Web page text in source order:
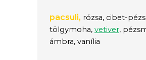
pacsuli, rózsa, cibet-
tölgymoha, vetiver,
ámbra, vanília